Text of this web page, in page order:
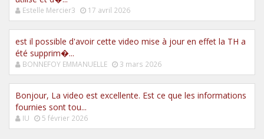
Estelle Mercier3 17 avril 2026
est il possible d'avoir cette video mise à jour en effet la TH a
été supprim�...
BONNEFOY EMMANUELLE 3 mars 2026
Bonjour, La video est excellente. Est ce que les informations
fournies sont tou...
IU 5 février 2026